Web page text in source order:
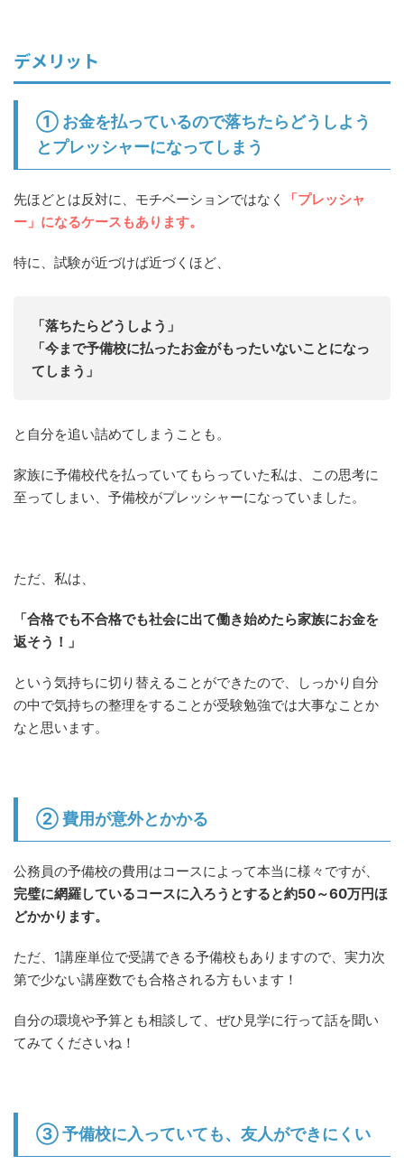
デメリット
① お金を払っているので落ちたらどうしよう
とプレッシャーになってしまう
先ほどとは反対に、モチベーションではなく
「プレッシャ
ー」になるケースもあります。
特に、試験が近づけば近づくほど、
「落ちたらどうしよう」
「今まで予備校に払ったお金がもったいないことになっ
てしまう」
と自分を追い詰めてしまうことも。
家族に予備校代を払っていてもらっていた私は、この思考に
至ってしまい、予備校がプレッシャーになっていました。
ただ、私は、
「合格でも不合格でも社会に出て働き始めたら家族にお金を
返そう！」
という気持ちに切り替えることができたので、しっかり自分
の中で気持ちの整理をすることが受験勉強では大事なことか
なと思います。
② 費用が意外とかかる
公務員の予備校の費用はコースによって本当に様々ですが、
完璧に網羅しているコースに入ろうとすると約50～60万円ほ
どかかります。
ただ、1講座単位で受講できる予備校もありますので、実力次
第で少ない講座数でも合格される方もいます！
自分の環境や予算とも相談して、ぜひ見学に行って話を聞い
てみてくださいね！
③ 予備校に入っていても、友人ができにくい